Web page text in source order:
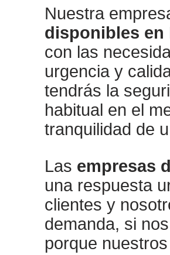
Nuestra
disponibles en
con las
urgencia y
tendrás la
habitual en el
tranquilidad de
Las empresas
una respuesta
clientes y
demanda, si
porque